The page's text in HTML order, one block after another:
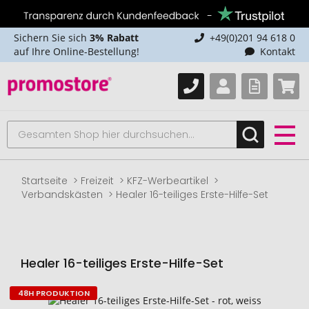
Sichern Sie sich 3% Rabatt
auf Ihre Online-Bestellung!
+49(0)201 94 618 0
Kontakt
Startseite Freizeit
KFZ-Werbeartikel
Verbandskästen
Healer 16-teiliges Erste-Hilfe-Set
Healer 16-teiliges Erste-Hilfe-Set
Zum
48H PRODUKTION